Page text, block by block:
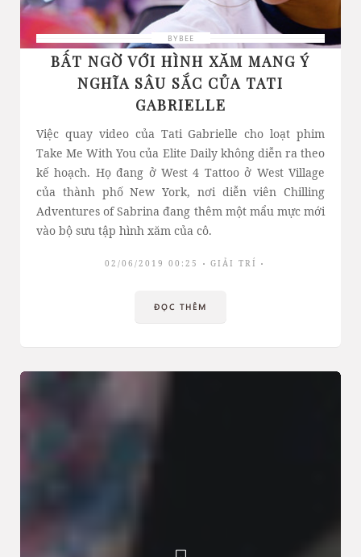
BYBEE
BẤT NGỜ VỚI HÌNH XĂM MANG Ý
NGHĨA SÂU SẮC CỦA TATI
GABRIELLE
Việc quay video của Tati Gabrielle cho loạt phim
Take Me With You của Elite Daily không diễn ra theo
kế hoạch. Họ đang ở West 4 Tattoo ở West Village
của thành phố New York, nơi diễn viên Chilling
Adventures of Sabrina đang thêm một mẩu mực mới
vào bộ sưu tập hình xăm của cô.
02/06/2019 00:25 GIẢI TRÍ
ĐỌC THÊM